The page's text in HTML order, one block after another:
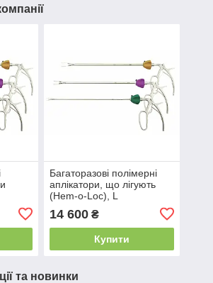
Багаторазові полімерні
аплікатори, що лігують
(Hem-o-Loc), L
14 600₴
Купити
та новинки